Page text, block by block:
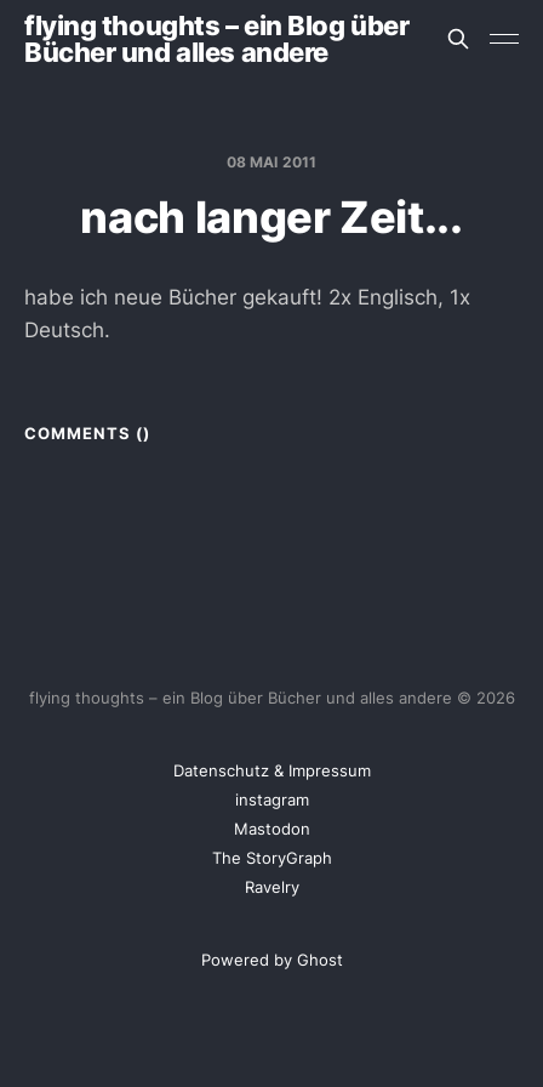
flying thoughts – ein Blog über
Bücher und alles andere
08 MAI 2011
nach langer Zeit...
habe ich neue Bücher gekauft! 2x Englisch, 1x
Deutsch.
COMMENTS ()
flying thoughts – ein Blog über Bücher und alles andere © 2026
Datenschutz & Impressum
instagram
Mastodon
The StoryGraph
Ravelry
Powered by Ghost